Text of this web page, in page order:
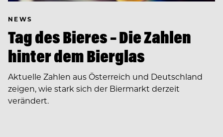
NEWS
Tag des Bieres – Die Zahlen
hinter dem Bierglas
Aktuelle Zahlen aus Österreich und Deutschland
zeigen, wie stark sich der Biermarkt derzeit
verändert.